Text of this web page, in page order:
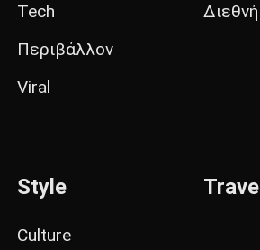
Tech
Περιβάλλον
Viral
Διεθνή
Style
Culture
Travel